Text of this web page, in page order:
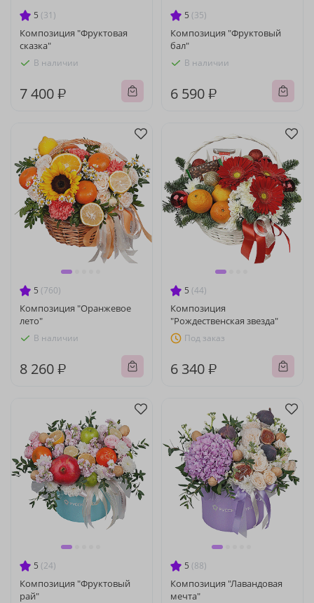
5 (31)
Композиция "Фруктовая
сказка"
В наличии
7 400 ₽
5 (35)
Композиция "Фруктовый
бал"
В наличии
6 590 ₽
5 (760)
Композиция "Оранжевое
лето"
В наличии
8 260 ₽
5 (44)
Композиция
"Рождественская звезда"
Под заказ
6 340 ₽
5 (24)
Композиция "Фруктовый
рай"
5 (88)
Композиция "Лавандовая
мечта"